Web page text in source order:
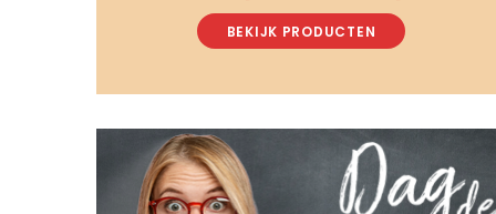
BEKIJK PRODUCTEN